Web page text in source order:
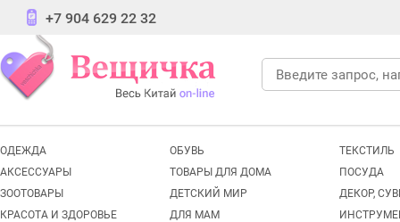
+7 904 629 22 32
ОДЕЖДА ОБУВЬ
ТЕКСТИЛЬ
АКСЕССУАРЫ
ТОВАРЫ ДЛЯ ДОМА
ПОСУДА
ЗООТОВАРЫ
ДЕТСКИЙ МИР
ДЕКОР,
КРАСОТА И ЗДОРОВЬЕ
ДЛЯ МАМ